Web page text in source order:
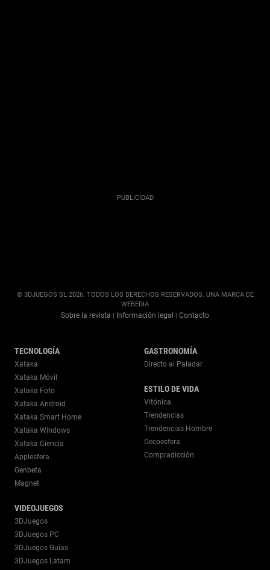
© 3DJUEGOS SL 2026. TODOS LOS DERECHOS RESERVADOS. UNA MARCA DE
WEBEDIA
Sobre la revista | Información legal | Contacto
TECNOLOGÍA
Xataka
Xataka Móvil
Xataka Foto
Xataka Android
Xataka Smart Home
Xataka Windows
Xataka Ciencia
Applesfera
Genbeta
Magnet
VIDEOJUEGOS
3DJuegos
3DJuegos PC
3DJuegos Guías
3DJuegos Latam
GASTRONOMÍA
Directo al Paladar
ESTILO DE VIDA
Vitónica
Trendencias
Trendencias Hombre
Decoesfera
Compradicción